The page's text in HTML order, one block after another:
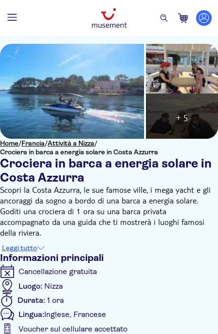
Home/Francia/Attività a Nizza/
Crociera in barca a energia solare in Costa Azzurra
Crociera in barca a energia solare in
Costa Azzurra
+ 5
Scopri la Costa Azzurra, le sue famose ville, i mega yacht e gli
ancoraggi da sogno a bordo di una barca a energia solare.
Goditi una crociera di 1 ora su una barca privata
accompagnato da una guida che ti mostrerà i luoghi famosi
della riviera.
Ammira le famose ville di Kerylos ed Ephrussi Rothschild,
nonché hotel iconici come La Réserve e Royal Riviera. Esplora
l'ancoraggio di fronte a Villa David Niven su acque cristalline.
La tua barca è alimentata al 100% da energia solare e offre i
servizi di fascia alta di una barca elettrica silenziosa e inodore.
La barca è senza licenza, quindi potrai navigare sotto la guida
del tuo skipper.
Leggi tutto
Informazioni principali
Cancellazione gratuita
Luogo: Nizza
Durata: 1 ora
Lingua:Inglese, Francese
Voucher sul cellulare accettato